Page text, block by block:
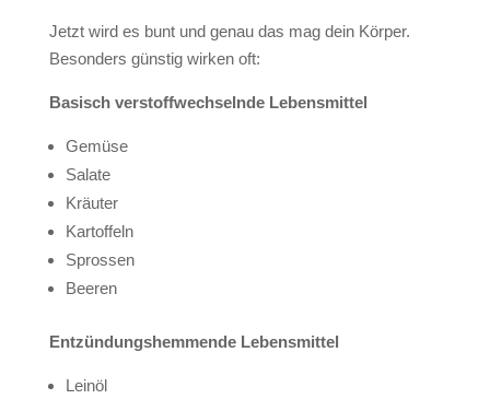
Jetzt wird es bunt und genau das mag dein Körper.
Besonders günstig wirken oft:
Basisch verstoffwechselnde Lebensmittel
Gemüse
Salate
Kräuter
Kartoffeln
Sprossen
Beeren
Entzündungshemmende Lebensmittel
Leinöl